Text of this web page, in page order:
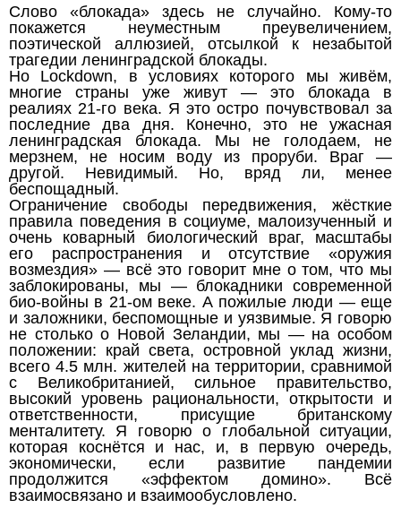
Слово «блокада» здесь не случайно. Кому-то
покажется неуместным преувеличением,
поэтической аллюзией, отсылкой к незабытой
трагедии ленинградской блокады.
Но Lockdown, в условиях которого мы живём,
многие страны уже живут — это блокада в
реалиях 21-го века. Я это остро почувствовал за
последние два дня. Конечно, это не ужасная
ленинградская блокада. Мы не голодаем, не
мерзнем, не носим воду из проруби. Враг —
другой. Невидимый. Но, вряд ли, менее
беспощадный.
Ограничение свободы передвижения, жёсткие
правила поведения в социуме, малоизученный и
очень коварный биологический враг, масштабы
его распространения и отсутствие «оружия
возмездия» — всё это говорит мне о том, что мы
заблокированы, мы — блокадники современной
био-войны в 21-ом веке. А пожилые люди — еще
и заложники, беспомощные и уязвимые. Я говорю
не столько о Новой Зеландии, мы — на особом
положении: край света, островной уклад жизни,
всего 4.5 млн. жителей на территории, сравнимой
с Великобританией, сильное правительство,
высокий уровень рациональности, открытости и
ответственности, присущие британскому
менталитету. Я говорю о глобальной ситуации,
которая коснётся и нас, и, в первую очередь,
экономически, если развитие пандемии
продолжится «эффектом домино». Всё
взаимосвязано и взаимообусловлено.